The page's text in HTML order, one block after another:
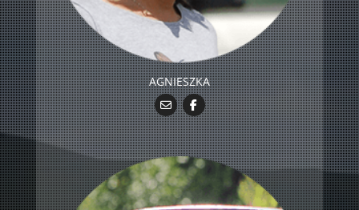
AGNIESZKA